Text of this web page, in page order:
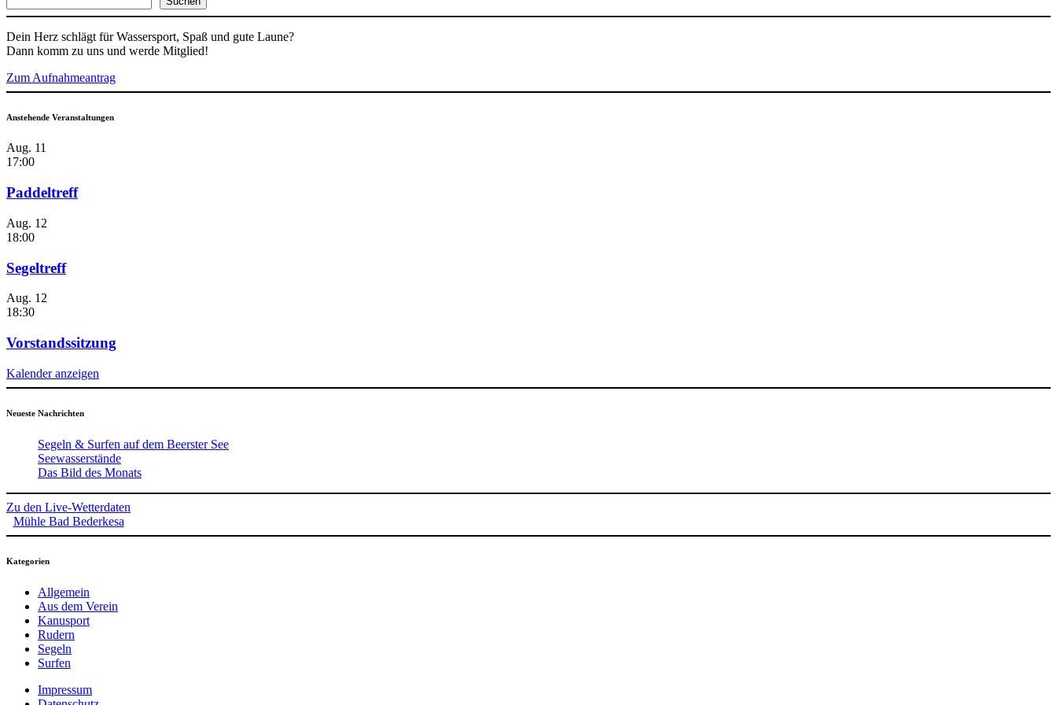
Dein Herz schlägt für Wassersport, Spaß und gute Laune?
Dann komm zu uns und werde Mitglied!
Zum Aufnahmeantrag
Anstehende Veranstaltungen
Aug. 11
17:00
Paddeltreff
Aug. 12
18:00
Segeltreff
Aug. 12
18:30
Vorstandssitzung
Kalender anzeigen
Neueste Nachrichten
Segeln & Surfen auf dem Beerster See
Seewasserstände
Das Bild des Monats
Zu den Live-Wetterdaten
Mühle Bad Bederkesa
Kategorien
Allgemein
Aus dem Verein
Kanusport
Rudern
Segeln
Surfen
Impressum